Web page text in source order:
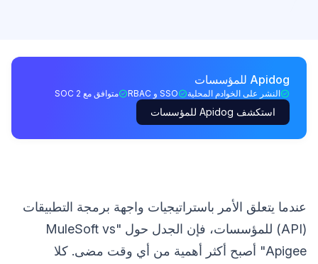
Apidog للمؤسسات
النشر على الخوادم المحلية SSO و RBAC متوافق مع SOC 2
استكشف Apidog للمؤسسات
عندما يتعلق الأمر باستراتيجيات واجهة برمجة التطبيقات
(API) للمؤسسات، فإن الجدل حول "MuleSoft vs
Apigee" أصبح أكثر أهمية من أي وقت مضى. كلا